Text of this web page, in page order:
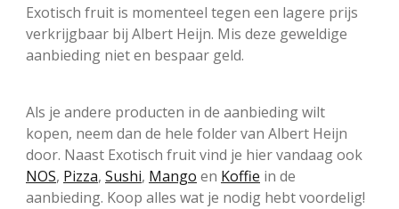
Exotisch fruit is momenteel tegen een lagere prijs
verkrijgbaar bij Albert Heijn. Mis deze geweldige
aanbieding niet en bespaar geld.
Als je andere producten in de aanbieding wilt
kopen, neem dan de hele folder van Albert Heijn
door. Naast Exotisch fruit vind je hier vandaag ook
NOS, Pizza, Sushi, Mango en Koffie in de
aanbieding. Koop alles wat je nodig hebt voordelig!